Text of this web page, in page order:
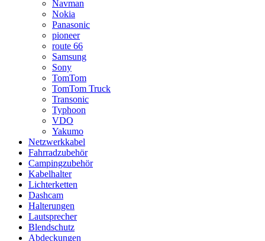
Navman
Nokia
Panasonic
pioneer
route 66
Samsung
Sony
TomTom
TomTom Truck
Transonic
Typhoon
VDO
Yakumo
Netzwerkkabel
Fahrradzubehör
Campingzubehör
Kabelhalter
Lichterketten
Dashcam
Halterungen
Lautsprecher
Blendschutz
Abdeckungen